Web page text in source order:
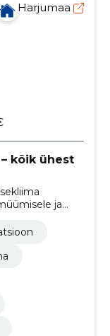
Harjumaa
kõik ühest
ja
jahutus kui
teenuseid.